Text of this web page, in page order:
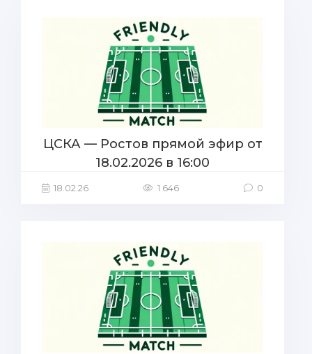
ЦСКА — Ростов прямой эфир от
18.02.2026 в 16:00
18.02.26 1 646 0